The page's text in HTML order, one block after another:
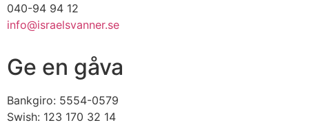
040-94 94 12
info@israelsvanner.se
Ge en gåva
Bankgiro: 5554-0579
Swish: 123 170 32 14